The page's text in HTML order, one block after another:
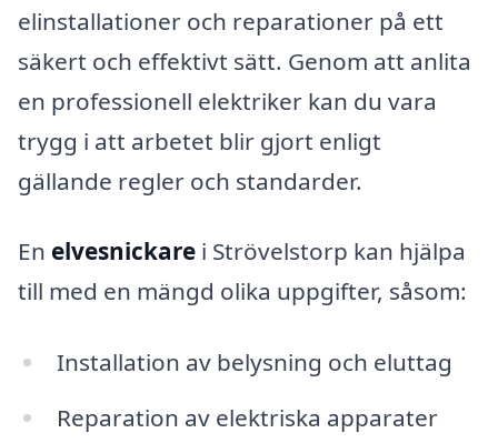
elinstallationer och reparationer på ett
säkert och effektivt sätt. Genom att anlita
en professionell elektriker kan du vara
trygg i att arbetet blir gjort enligt
gällande regler och standarder.
En elvesnickare i Strövelstorp kan hjälpa
till med en mängd olika uppgifter, såsom:
Installation av belysning och eluttag
Reparation av elektriska apparater